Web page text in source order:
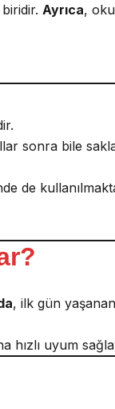
Ayrıca,
sonra bile
de
, ilk gün
hızlı uyum